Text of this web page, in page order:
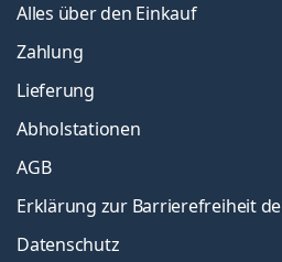
Alles über den Einkauf
Zahlung
Lieferung
Abholstationen
AGB
Erklärung zur Barrierefreiheit
Datenschutz